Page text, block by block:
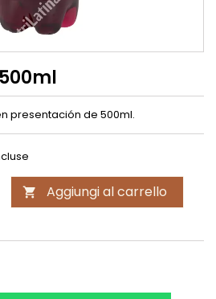
presentación de 500ml.
 Aggiungi al carrello